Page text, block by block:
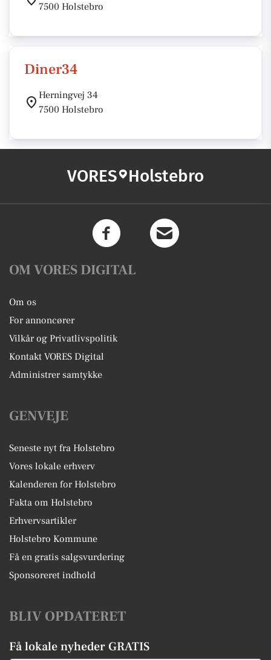
7500 Holstebro
Diner34
Herningvej 34
7500 Holstebro
VORES Holstebro
OM VORES DIGITAL
Om os
For annoncører
Vilkår og Privatlivspolitik
Kontakt VORES Digital
Administrer samtykke
GENVEJE
Seneste nyt fra Holstebro
Vores lokale erhverv
Kalenderen for Holstebro
Fakta om Holstebro
Erhvervsartikler
Holstebro Kommune
Få en gratis salgsvurdering
Sponsoreret indhold
BLIV OPDATERET
Få lokale nyheder GRATIS